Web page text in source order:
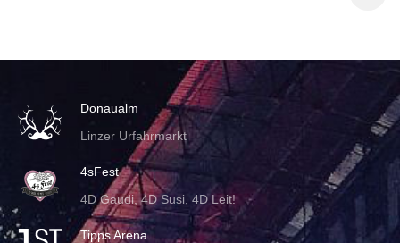
Donaualm
Linzer Urfahrmarkt
4sFest
4D Gaudi, 4D Susi, 4D Leit!
Tipps Arena